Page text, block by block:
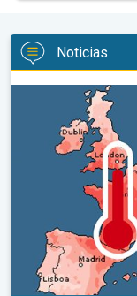
Noticias
Las dos caras de